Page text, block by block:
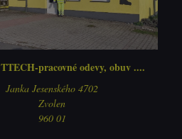
TTECH-pracovné odevy, obuv ....
Janka Jesenského 4702
Zvolen
960 01